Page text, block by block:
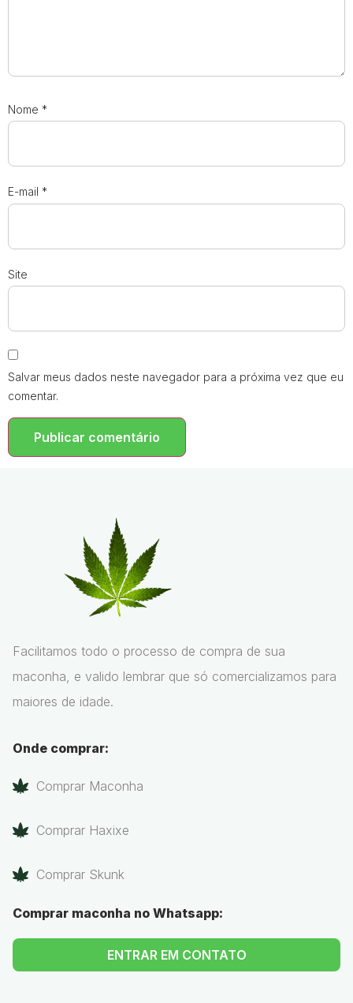
Nome *
E-mail *
Site
Salvar meus dados neste navegador para a próxima vez que eu
comentar.
Facilitamos todo o processo de compra de sua
maconha, e valido lembrar que só comercializamos para
maiores de idade.
Onde comprar:
Comprar Maconha
Comprar Haxixe
Comprar Skunk
Comprar maconha no Whatsapp:
ENTRAR EM CONTATO